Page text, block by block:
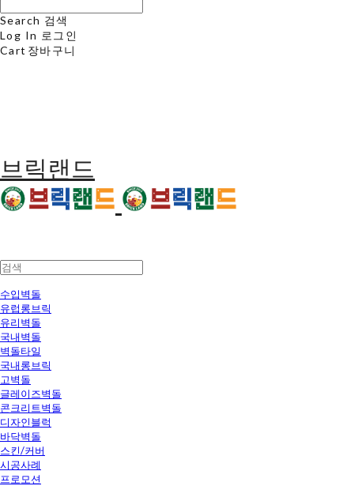
Search 검색
Log In 로그인
Cart 장바구니
브릭랜드
수입벽돌
유럽롱브릭
유리벽돌
국내벽돌
벽돌타일
국내롱브릭
고벽돌
글레이즈벽돌
콘크리트벽돌
디자인블럭
바닥벽돌
스킨/커버
시공사례
프로모션